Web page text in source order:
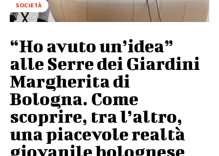
SOCIETÀ
“Ho avuto un’idea”
alle Serre dei Giardini
Margherita di
Bologna. Come
scoprire, tra l’altro,
una piacevole realtà
giovanile bolognese